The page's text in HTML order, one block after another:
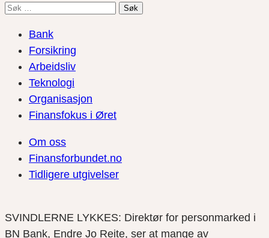
Søk
Bank
Forsikring
Arbeidsliv
Teknologi
Organisasjon
Finansfokus i Øret
Om oss
Finansforbundet.no
Tidligere utgivelser
SVINDLERNE LYKKES: Direktør for personmarked i
BN Bank, Endre Jo Reite, ser at mange av